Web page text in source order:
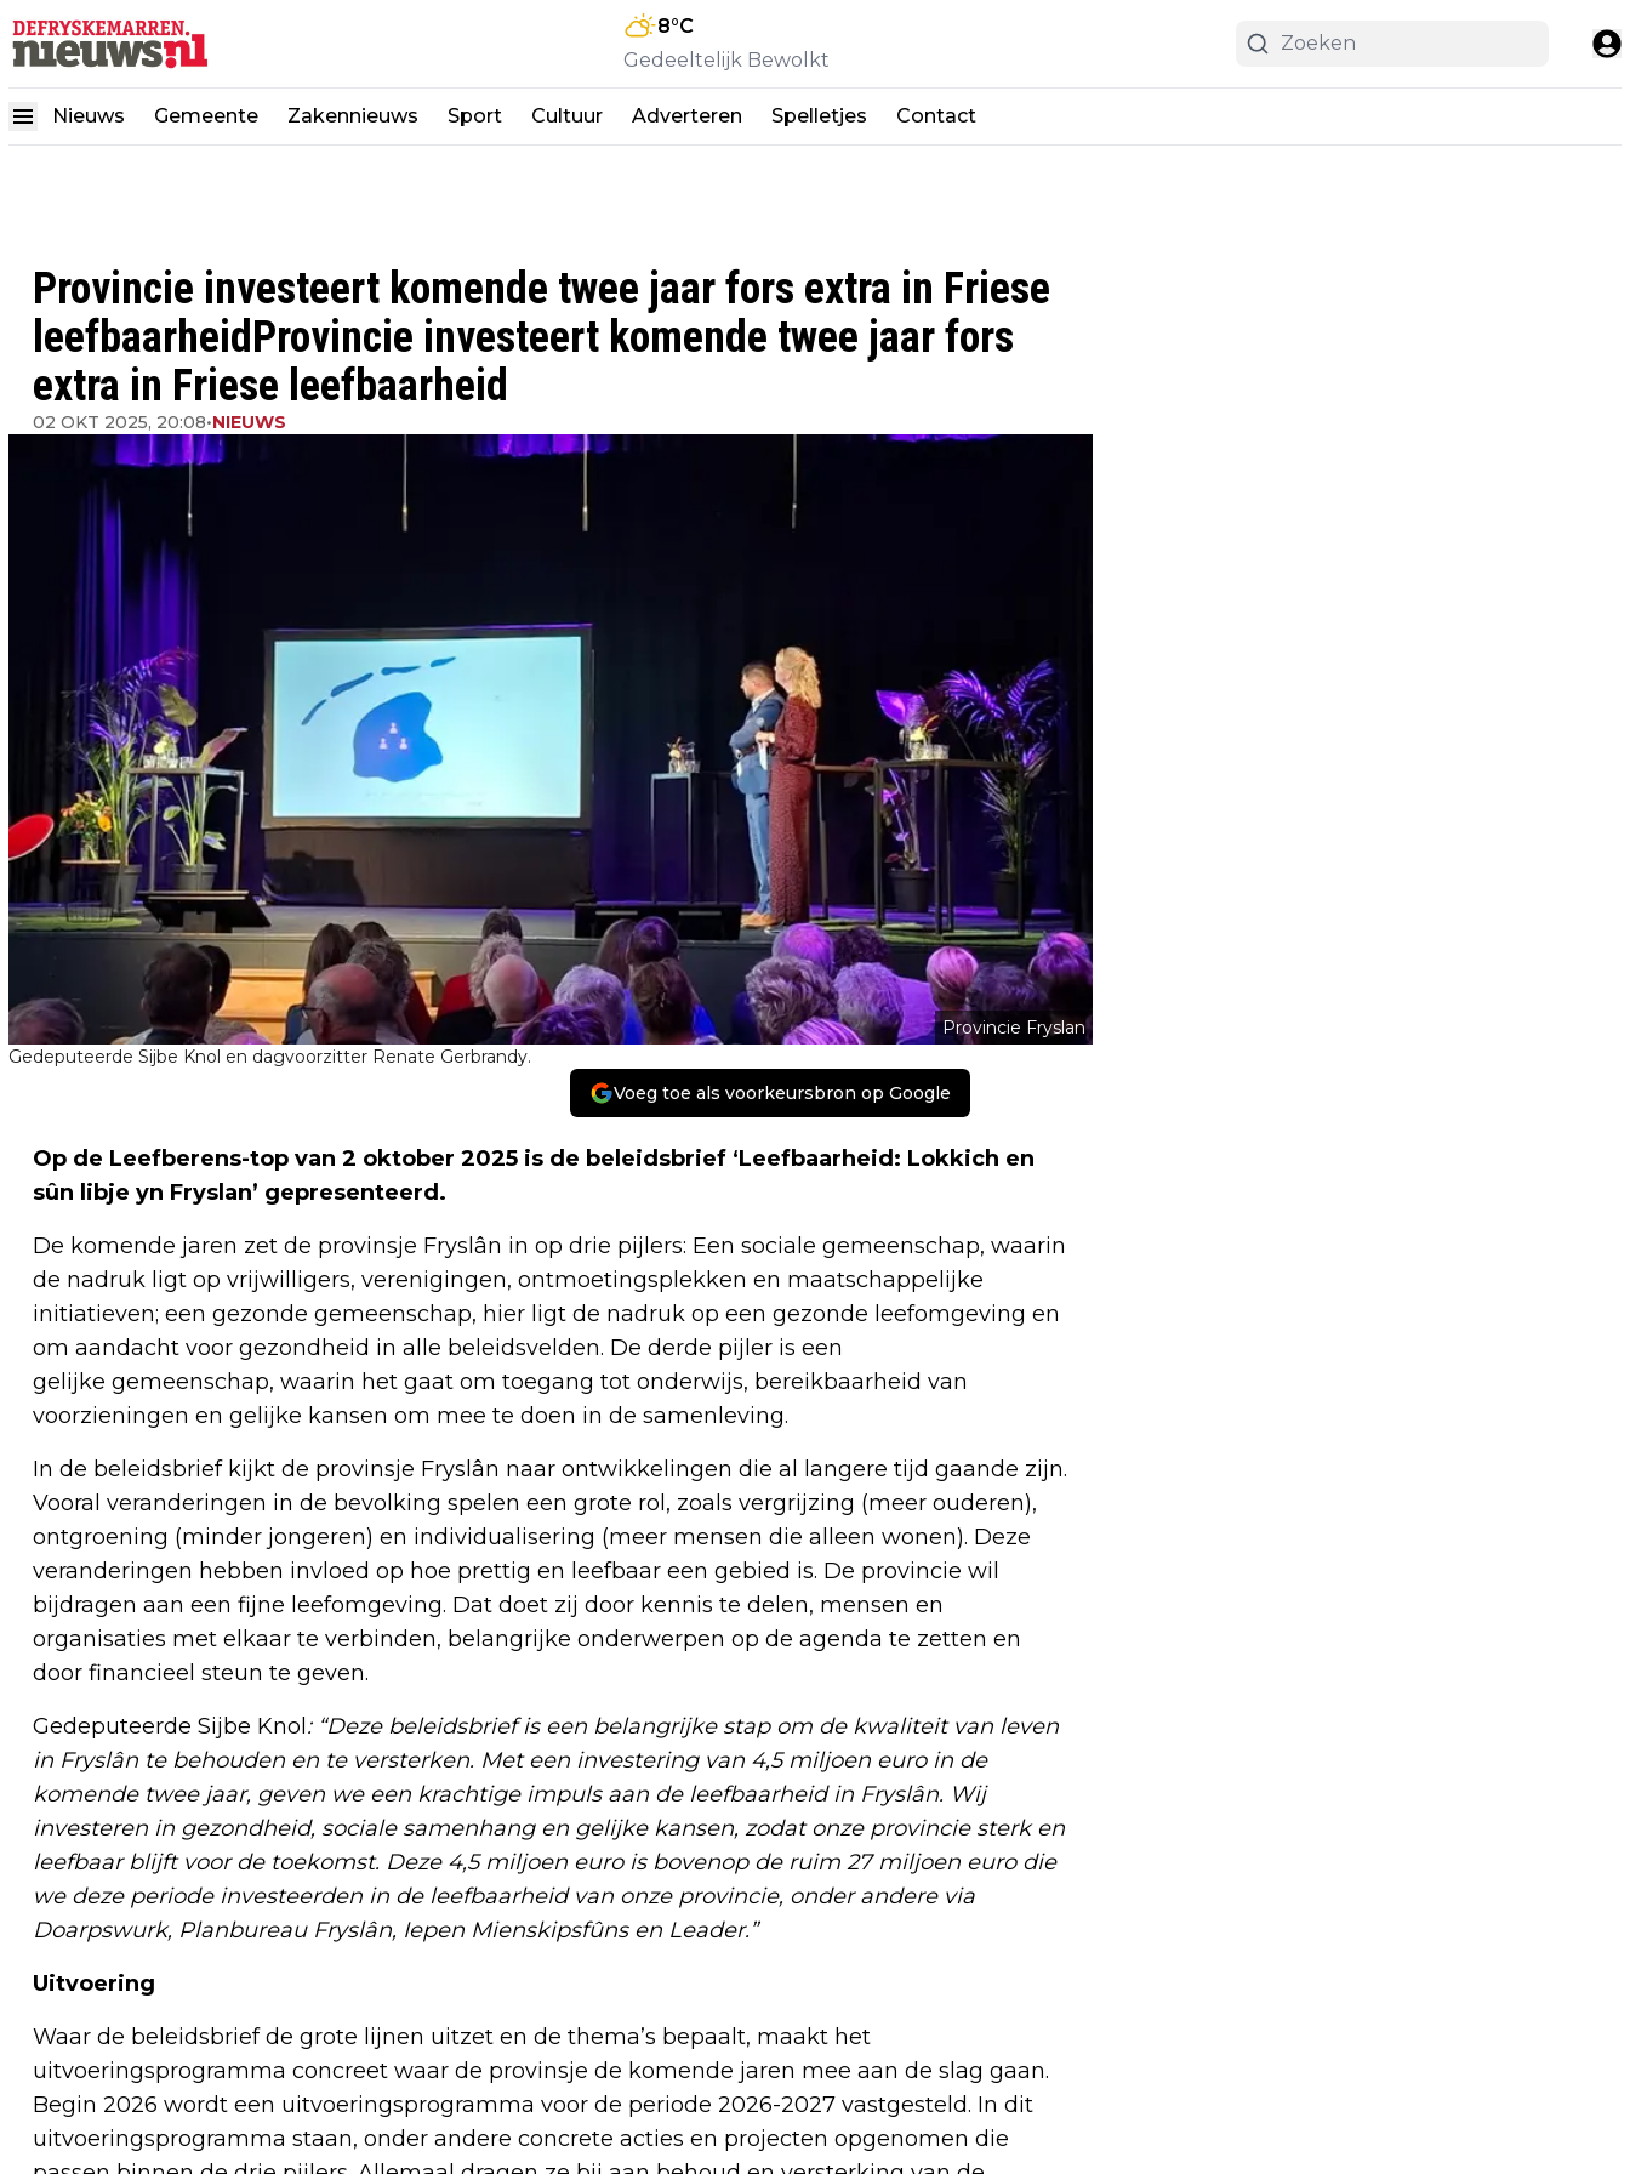
8°C
Gedeeltelijk Bewolkt
Nieuws Gemeente Zakennieuws Sport Cultuur Adverteren Spelletjes Contact
Provincie investeert komende twee jaar fors extra in Friese
leefbaarheidProvincie investeert komende twee jaar fors
extra in Friese leefbaarheid
02 OKT 2025, 20:08•NIEUWS
Provincie Fryslan
Gedeputeerde Sijbe Knol en dagvoorzitter Renate Gerbrandy.
Voeg toe als voorkeursbron op Google
Op de Leefberens-top van 2 oktober 2025 is de beleidsbrief ‘Leefbaarheid: Lokkich en
sûn libje yn Fryslan’ gepresenteerd.
De komende jaren zet de provinsje Fryslân in op drie pijlers: Een sociale gemeenschap, waarin
de nadruk ligt op vrijwilligers, verenigingen, ontmoetingsplekken en maatschappelijke
initiatieven; een gezonde gemeenschap, hier ligt de nadruk op een gezonde leefomgeving en
om aandacht voor gezondheid in alle beleidsvelden. De derde pijler is een
gelijke gemeenschap, waarin het gaat om toegang tot onderwijs, bereikbaarheid van
voorzieningen en gelijke kansen om mee te doen in de samenleving.
In de beleidsbrief kijkt de provinsje Fryslân naar ontwikkelingen die al langere tijd gaande zijn.
Vooral veranderingen in de bevolking spelen een grote rol, zoals vergrijzing (meer ouderen),
ontgroening (minder jongeren) en individualisering (meer mensen die alleen wonen). Deze
veranderingen hebben invloed op hoe prettig en leefbaar een gebied is. De provincie wil
bijdragen aan een fijne leefomgeving. Dat doet zij door kennis te delen, mensen en
organisaties met elkaar te verbinden, belangrijke onderwerpen op de agenda te zetten en
door financieel steun te geven.
Gedeputeerde Sijbe Knol : “Deze beleidsbrief is een belangrijke stap om de kwaliteit van leven
in Fryslân te behouden en te versterken. Met een investering van 4,5 miljoen euro in de
komende twee jaar, geven we een krachtige impuls aan de leefbaarheid in Fryslân. Wij
investeren in gezondheid, sociale samenhang en gelijke kansen, zodat onze provincie sterk en
leefbaar blijft voor de toekomst. Deze 4,5 miljoen euro is bovenop de ruim 27 miljoen euro die
we deze periode investeerden in de leefbaarheid van onze provincie, onder andere via
Doarpswurk, Planbureau Fryslân, Iepen Mienskipsfûns en Leader.”
Uitvoering
Waar de beleidsbrief de grote lijnen uitzet en de thema’s bepaalt, maakt het
uitvoeringsprogramma concreet waar de provinsje de komende jaren mee aan de slag gaan.
Begin 2026 wordt een uitvoeringsprogramma voor de periode 2026-2027 vastgesteld. In dit
uitvoeringsprogramma staan, onder andere concrete acties en projecten opgenomen die